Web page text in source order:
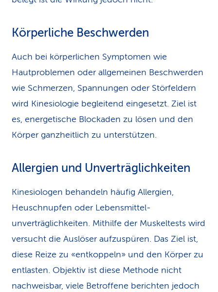
Körperliche Beschwerden
Auch bei körperlichen Symptomen wie
Hautproblemen oder allgemeinen Beschwerden
wie Schmerzen, Spannungen oder Störfeldern
wird Kinesiologie begleitend eingesetzt. Ziel ist
es, energetische Blockaden zu lösen und den
Körper ganzheitlich zu unterstützen.
Allergien und Unverträglichkeiten
Kinesiologen behandeln häufig Allergien,
Heuschnupfen oder Lebens­mittel­
unverträglichkeiten. Mithilfe der Muskeltests wird
versucht die Auslöser aufzuspüren. Das Ziel ist,
diese Reize zu «entkoppeln» und den Körper zu
entlasten. Objektiv ist diese Methode nicht
nachweisbar, viele Betroffene berichten jedoch